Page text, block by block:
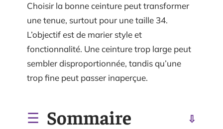
Choisir la bonne ceinture peut transformer
une tenue, surtout pour une taille 34.
L’objectif est de marier style et
fonctionnalité. Une ceinture trop large peut
sembler disproportionnée, tandis qu’une
trop fine peut passer inaperçue.
Sommaire